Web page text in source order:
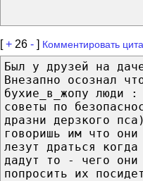
[+ 26 - ] Комментировать
Был у друзей на
Внезапно осознал
бухие_в_жопу люди :
советы по
дразни дерзкого
говоришь им что
лезут драться
дадут то - чего
попросить их